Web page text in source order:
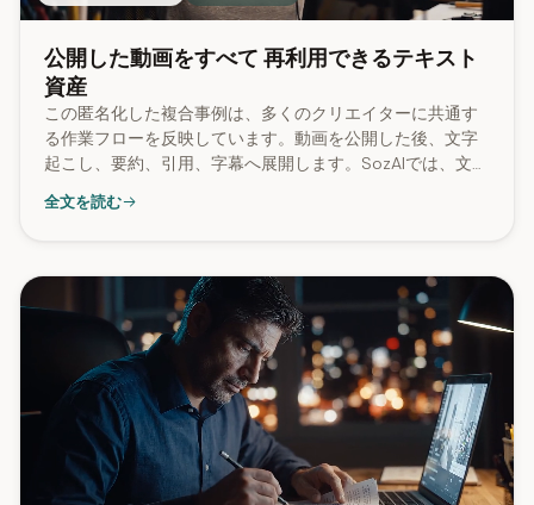
公開した動画をすべて 再利用できるテキスト
資産
この匿名化した複合事例は、多くのクリエイターに共通す
る作業フローを反映しています。動画を公開した後、文字
起こし、要約、引用、字幕へ展開します。SozAIでは、文字
起こしの96%でSRT字幕が生成されています。
全文を読む